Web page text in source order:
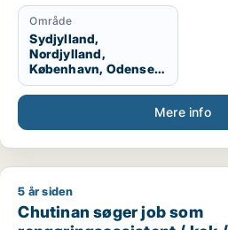
Område
Sydjylland,
Nordjylland,
København, Odense,
Aalborg, Hele
Danmark, Vestjylland
Mere info
/ blomsterhandler
Chutinan søger job som
5 år siden
Chutinan søger job som